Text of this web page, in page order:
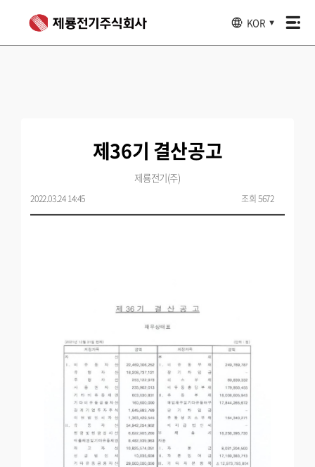
KOR ▼
제36기 결산공고
제룡전기(주)
2022.03.24 14:45 조회 5672